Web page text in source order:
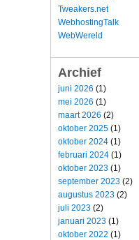
Tweakers.net
WebhostingTalk
WebWereld
Archief
juni 2026 (1)
mei 2026 (1)
maart 2026 (2)
oktober 2025 (1)
oktober 2024 (1)
februari 2024 (1)
oktober 2023 (1)
september 2023 (2)
augustus 2023 (2)
juli 2023 (2)
januari 2023 (1)
oktober 2022 (1)